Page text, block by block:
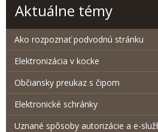
Aktuálne témy
Ako rozpoznať podvodnú stránku
Elektronizácia v kocke
Občiansky preukaz s čipom
Elektronické schránky
Uznané spôsoby autorizácie a e-